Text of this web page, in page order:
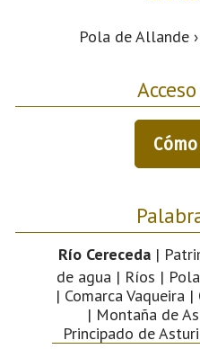
Pola de Allande
Río Cereceda|
de agua | Ríos |
| Comarca Vaqueira
| Montaña de
Principado de